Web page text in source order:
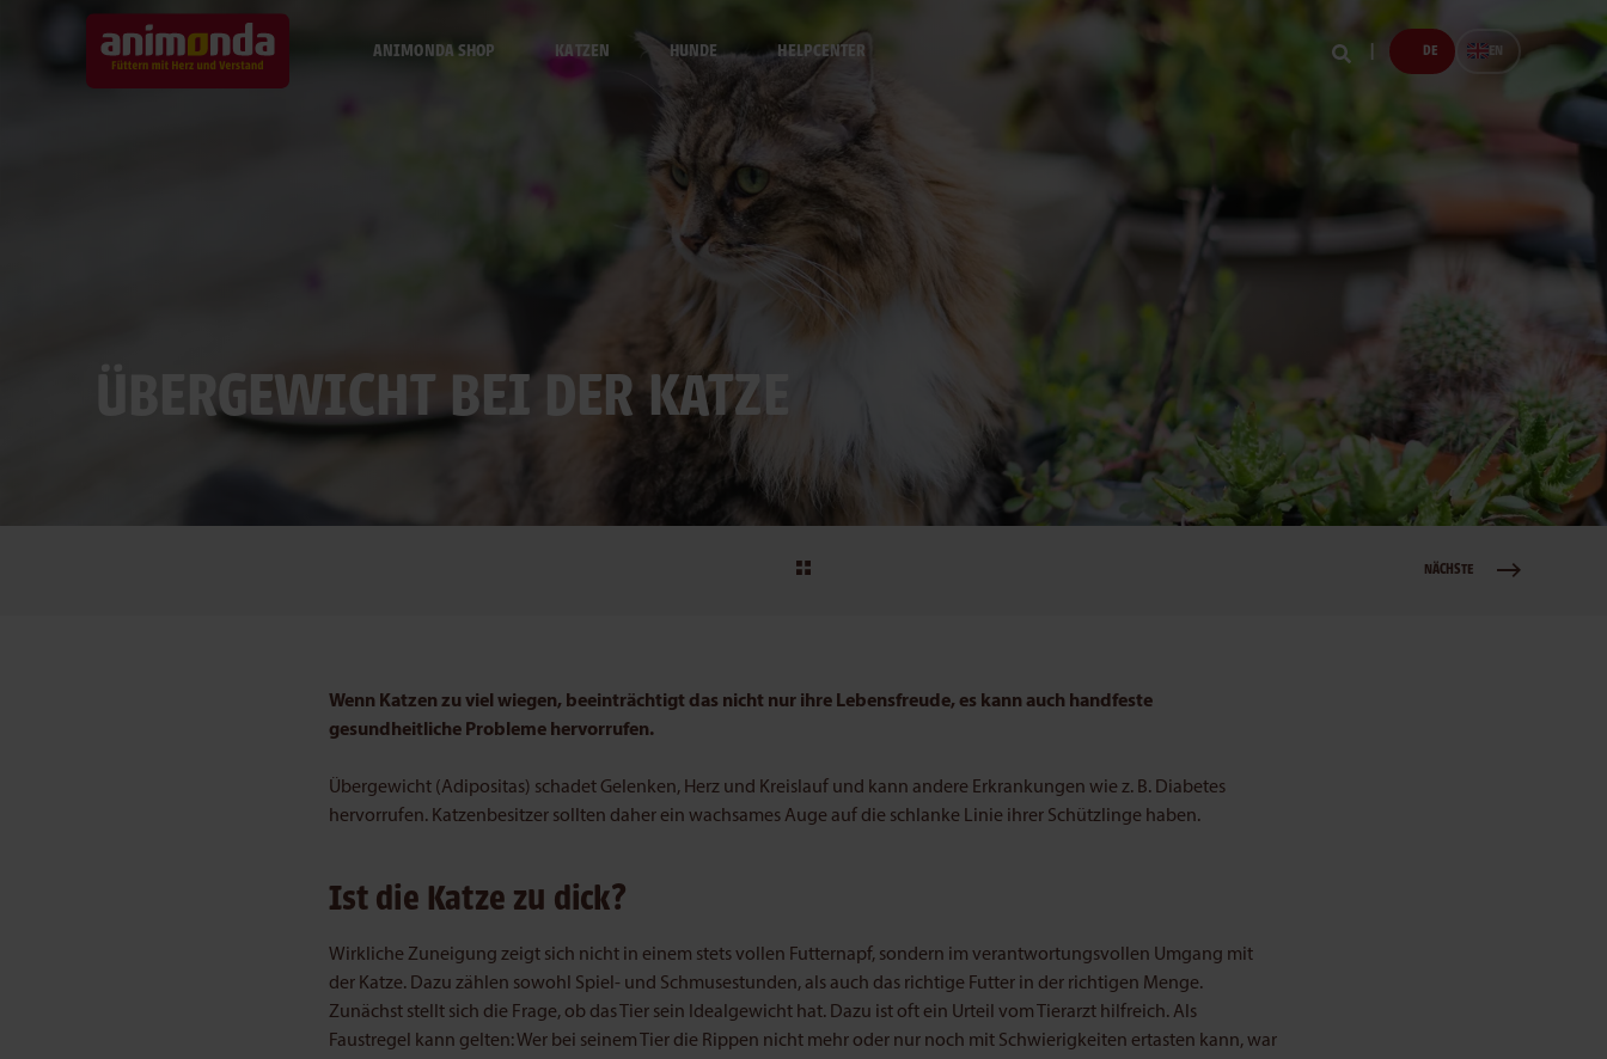
ANIMONDA SHOP KATZEN HUNDE HELPCENTER DE EN
ÜBERGEWICHT BEI DER KATZE
NÄCHSTE
Wenn Katzen zu viel wiegen, beeinträchtigt das nicht nur ihre Lebensfreude, es kann auch handfeste
gesundheitliche Probleme hervorrufen.
Übergewicht (Adipositas) schadet Gelenken, Herz und Kreislauf und kann andere Erkrankungen wie z. B. Diabetes
hervorrufen. Katzenbesitzer sollten daher ein wachsames Auge auf die schlanke Linie ihrer Schützlinge haben.
Ist die Katze zu dick?
Wirkliche Zuneigung zeigt sich nicht in einem stets vollen Futternapf, sondern im verantwortungsvollen Umgang mit
der Katze. Dazu zählen sowohl Spiel- und Schmusestunden, als auch das richtige Futter in der richtigen Menge.
Zunächst stellt sich die Frage, ob das Tier sein Idealgewicht hat. Dazu ist oft ein Urteil vom Tierarzt hilfreich. Als
Faustregel kann gelten: Wer bei seinem Tier die Rippen nicht mehr oder nur noch mit Schwierigkeiten ertasten kann, war